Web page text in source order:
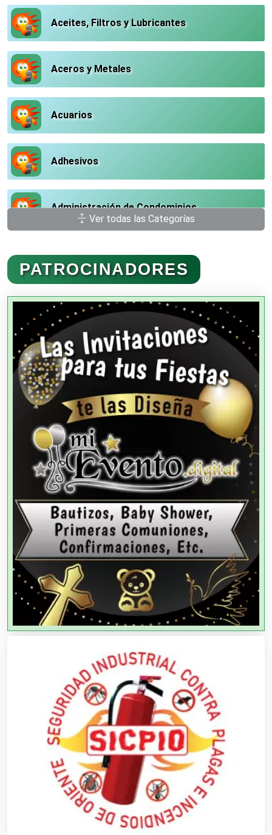
Aceites, Filtros y Lubricantes
Aceros y Metales
Acuarios
Adhesivos
Administración de Condominios
Administración de Empresas
Agencias Aduanales
Agencias de Autos
Agencias de Cobranza
Agencias de Colocación
Agencias de Modelos
Agencias de Publicidad
Agencias de Viajes
Agricultores
Agricultura y Ganadería
Agua Purificada
Aire Acondicionado
Alarmas
Ver todas las Categorías
PATROCINADORES